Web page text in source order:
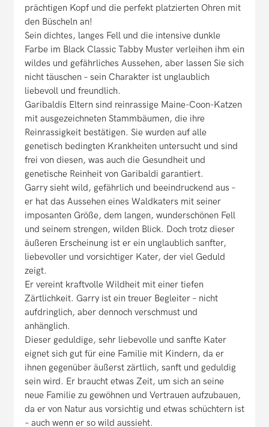
prächtigen Kopf und die perfekt platzierten Ohren mit
den Büscheln an!
Sein dichtes, langes Fell und die intensive dunkle
Farbe im Black Classic Tabby Muster verleihen ihm ein
wildes und gefährliches Aussehen, aber lassen Sie sich
nicht täuschen – sein Charakter ist unglaublich
liebevoll und freundlich.
Garibaldis Eltern sind reinrassige Maine-Coon-Katzen
mit ausgezeichneten Stammbäumen, die ihre
Reinrassigkeit bestätigen. Sie wurden auf alle
genetisch bedingten Krankheiten untersucht und sind
frei von diesen, was auch die Gesundheit und
genetische Reinheit von Garibaldi garantiert.
Garry sieht wild, gefährlich und beeindruckend aus –
er hat das Aussehen eines Waldkaters mit seiner
imposanten Größe, dem langen, wunderschönen Fell
und seinem strengen, wilden Blick. Doch trotz dieser
äußeren Erscheinung ist er ein unglaublich sanfter,
liebevoller und vorsichtiger Kater, der viel Geduld
zeigt.
Er vereint kraftvolle Wildheit mit einer tiefen
Zärtlichkeit. Garry ist ein treuer Begleiter – nicht
aufdringlich, aber dennoch verschmust und
anhänglich.
Dieser geduldige, sehr liebevolle und sanfte Kater
eignet sich gut für eine Familie mit Kindern, da er
ihnen gegenüber äußerst zärtlich, sanft und geduldig
sein wird. Er braucht etwas Zeit, um sich an seine
neue Familie zu gewöhnen und Vertrauen aufzubauen,
da er von Natur aus vorsichtig und etwas schüchtern ist
– auch wenn er so wild aussieht.